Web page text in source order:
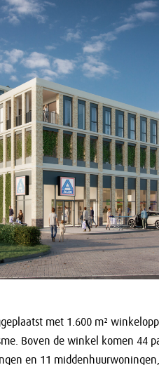
met 1.600 m²
Boven de winkel komen 44
en 11